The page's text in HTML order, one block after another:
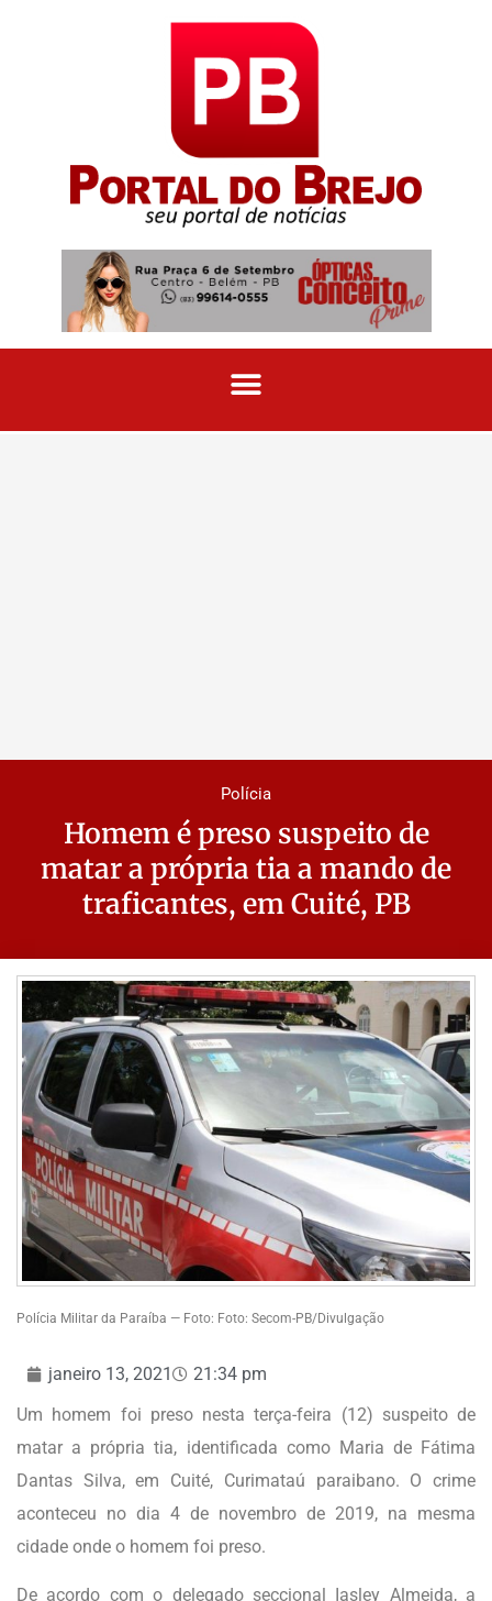
Polícia
Homem é preso suspeito de
matar a própria tia a mando de
traficantes, em Cuité, PB
Polícia Militar da Paraíba — Foto: Foto: Secom-PB/Divulgação
janeiro 13, 2021
21:34 pm
Um homem foi preso nesta terça-feira (12) suspeito de
matar a própria tia, identificada como Maria de Fátima
Dantas Silva, em Cuité, Curimataú paraibano. O crime
aconteceu no dia 4 de novembro de 2019, na mesma
cidade onde o homem foi preso.
De acordo com o delegado seccional Iasley Almeida, a